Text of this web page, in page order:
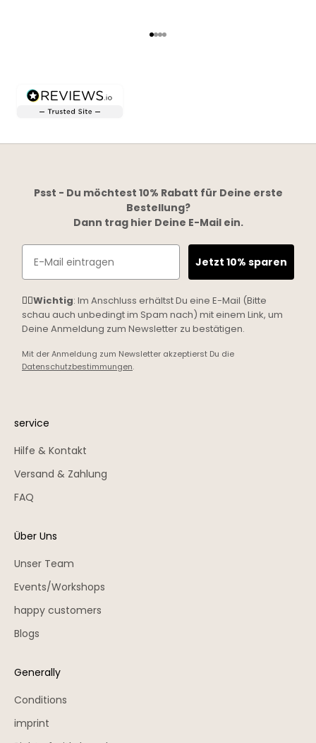
Go to item 1
Go to item 2
Go to item 3
Go to item 4
Psst - Du möchtest 10% Rabatt für Deine erste
Bestellung?
Dann trag hier Deine E-Mail ein.
Email
Jetzt 10% sparen
☝🏼Wichtig: Im Anschluss erhältst Du eine E-Mail (Bitte
schau auch unbedingt im Spam nach) mit einem Link, um
Deine Anmeldung zum Newsletter zu bestätigen.
Mit der Anmeldung zum Newsletter akzeptierst Du die
Datenschutzbestimmungen.
service
Hilfe & Kontakt
Versand & Zahlung
FAQ
Über Uns
Unser Team
Events/Workshops
happy customers
Blogs
Generally
Conditions
imprint